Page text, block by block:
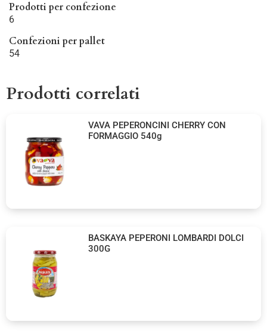
Prodotti per confezione
6
Confezioni per pallet
54
Prodotti correlati
VAVA PEPERONCINI CHERRY CON
FORMAGGIO 540g
BASKAYA PEPERONI LOMBARDI DOLCI
300G